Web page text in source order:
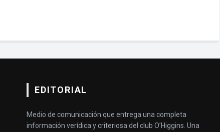
EDITORIAL
Medio de comunicación que entrega una completa
información verídica y criteriosa del club O’Higgins. Una